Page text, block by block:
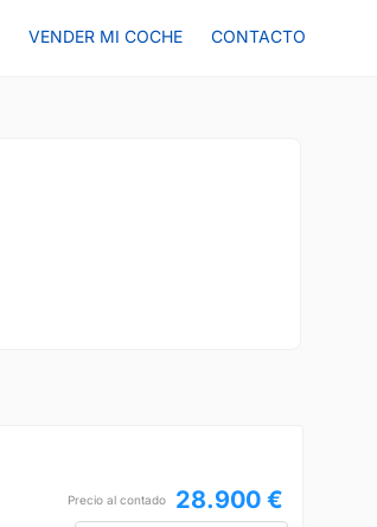
VENDER MI COCHE CONTACTO
Precio al contado 28.900 €